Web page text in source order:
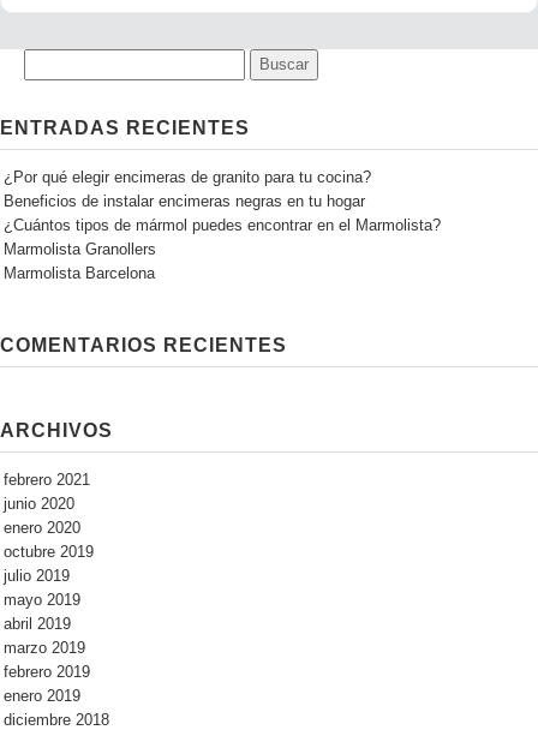
ENTRADAS RECIENTES
¿Por qué elegir encimeras de granito para tu cocina?
Beneficios de instalar encimeras negras en tu hogar
¿Cuántos tipos de mármol puedes encontrar en el Marmolista?
Marmolista Granollers
Marmolista Barcelona
COMENTARIOS RECIENTES
ARCHIVOS
febrero 2021
junio 2020
enero 2020
octubre 2019
julio 2019
mayo 2019
abril 2019
marzo 2019
febrero 2019
enero 2019
diciembre 2018